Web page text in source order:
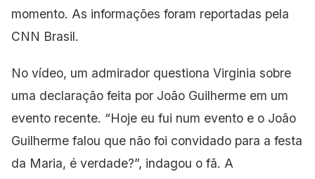
momento. As informações foram reportadas pela
CNN Brasil.
No vídeo, um admirador questiona Virginia sobre
uma declaração feita por João Guilherme em um
evento recente. “Hoje eu fui num evento e o João
Guilherme falou que não foi convidado para a festa
da Maria, é verdade?”, indagou o fã. A